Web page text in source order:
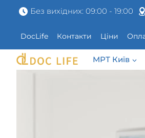
Перейти
Без вихідних: 09:00 - 19:00
DocLife Контакти Ціни
МРТ Київ